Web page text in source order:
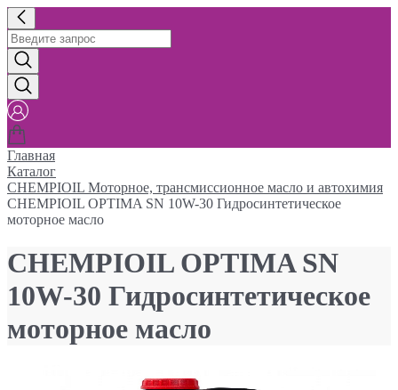
Главная
Каталог
CHEMPIOIL Моторное, трансмиссионное масло и автохимия
CHEMPIOIL OPTIMA SN 10W-30 Гидросинтетическое
моторное масло
CHEMPIOIL OPTIMA SN
10W-30 Гидросинтетическое
моторное масло